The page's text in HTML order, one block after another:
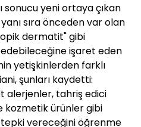
sonucu yeni ortaya çıkan
sıra önceden var olan
dermatit" gibi
işaret eden
yetişkinlerden farklı
şunları kaydetti:
alerjenler, tahriş edici
kozmetik ürünler gibi
vereceğini öğrenme